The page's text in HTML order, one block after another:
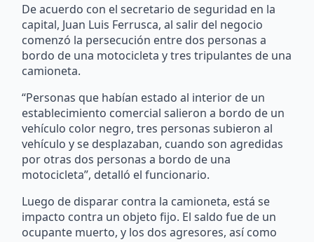
De acuerdo con el secretario de seguridad en la
capital, Juan Luis Ferrusca, al salir del negocio
comenzó la persecución entre dos personas a
bordo de una motocicleta y tres tripulantes de una
camioneta.
“Personas que habían estado al interior de un
establecimiento comercial salieron a bordo de un
vehículo color negro, tres personas subieron al
vehículo y se desplazaban, cuando son agredidas
por otras dos personas a bordo de una
motocicleta”, detalló el funcionario.
Luego de disparar contra la camioneta, está se
impacto contra un objeto fijo. El saldo fue de un
ocupante muerto, y los dos agresores, así como